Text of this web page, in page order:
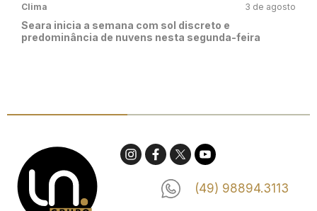
Clima 3 de agosto
Seara inicia a semana com sol discreto e
predominância de nuvens nesta segunda-feira
(49) 98894.3113